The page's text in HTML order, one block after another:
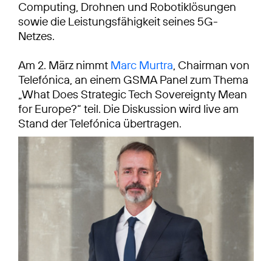
Computing, Drohnen und Robotiklösungen
sowie die Leistungsfähigkeit seines 5G-
Netzes.
Am 2. März nimmt Marc Murtra , Chairman von
Telefónica, an einem GSMA Panel zum Thema
„What Does Strategic Tech Sovereignty Mean
for Europe?“ teil. Die Diskussion wird live am
Stand der Telefónica übertragen.